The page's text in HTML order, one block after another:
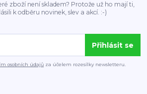
zboží není skladem? Protože už ho mají ti,
k odběru novinek, slev a akcí. :-)
Přihlásit se
osobních údajů za účelem rozesílky newsletteru.